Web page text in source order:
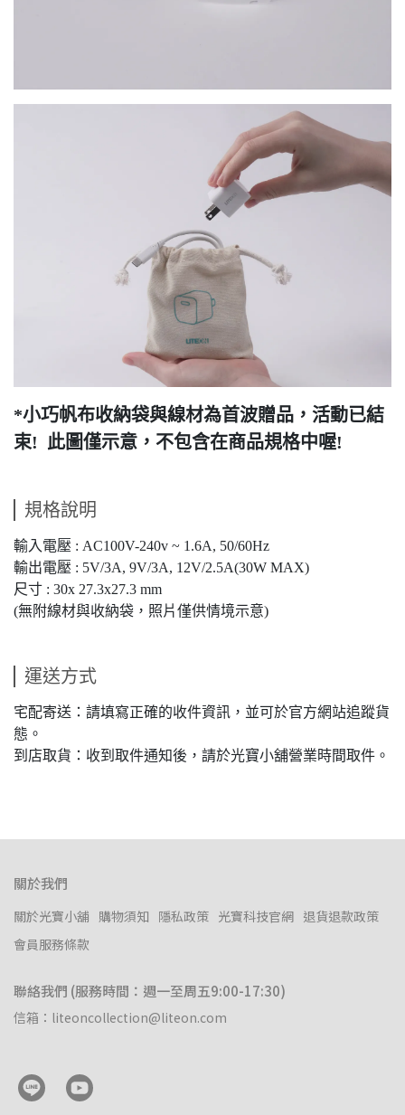
*小巧帆布收納袋與線材為首波贈品，活動已結
束! 此圖僅示意，不包含在商品規格中喔!
規格說明
輸入電壓 : AC100V-240v ~ 1.6A, 50/60Hz
輸出電壓 : 5V/3A, 9V/3A, 12V/2.5A(30W MAX)
尺寸 : 30x 27.3x27.3 mm
(無附線材與收納袋，照片僅供情境示意)
運送方式
宅配寄送：請填寫正確的收件資訊，並可於官方網站追蹤貨
態。
到店取貨：收到取件通知後，請於光寶小舖營業時間取件。
關於我們
關於光寶小舖 購物須知 隱私政策 光寶科技官網 退貨退款政策
會員服務條款
聯絡我們 (服務時間：週一至周五9:00-17:30)
信箱：liteoncollection@liteon.com